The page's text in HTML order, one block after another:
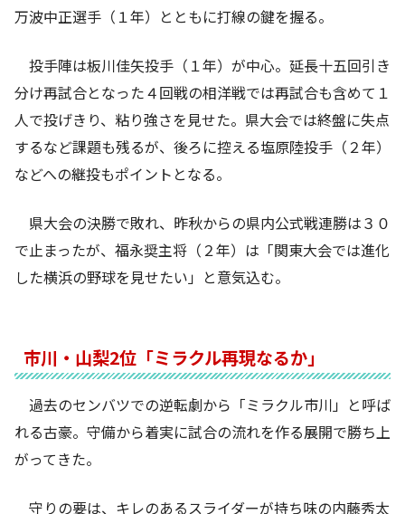
万波中正選手（１年）とともに打線の鍵を握る。
投手陣は板川佳矢投手（１年）が中心。延長十五回引き
分け再試合となった４回戦の相洋戦では再試合も含めて１
人で投げきり、粘り強さを見せた。県大会では終盤に失点
するなど課題も残るが、後ろに控える塩原陸投手（２年）
などへの継投もポイントとなる。
県大会の決勝で敗れ、昨秋からの県内公式戦連勝は３０
で止まったが、福永奨主将（２年）は「関東大会では進化
した横浜の野球を見せたい」と意気込む。
市川・山梨2位「ミラクル再現なるか」
過去のセンバツでの逆転劇から「ミラクル市川」と呼ば
れる古豪。守備から着実に試合の流れを作る展開で勝ち上
がってきた。
守りの要は、キレのあるスライダーが持ち味の内藤秀太